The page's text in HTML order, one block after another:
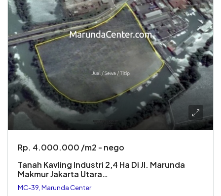
Rp. 4.000.000 /m2 - nego
Tanah Kavling Industri 2,4 Ha Di Jl. Marunda
Makmur Jakarta Utara…
MC-39, Marunda Center